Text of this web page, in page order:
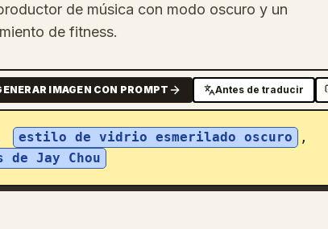
de música con modo oscuro y un
de fitness.
IMAGEN CON PROMPT Antes de traducir
estilo de vidrio esmerilado oscuro
,
de Jay Chou